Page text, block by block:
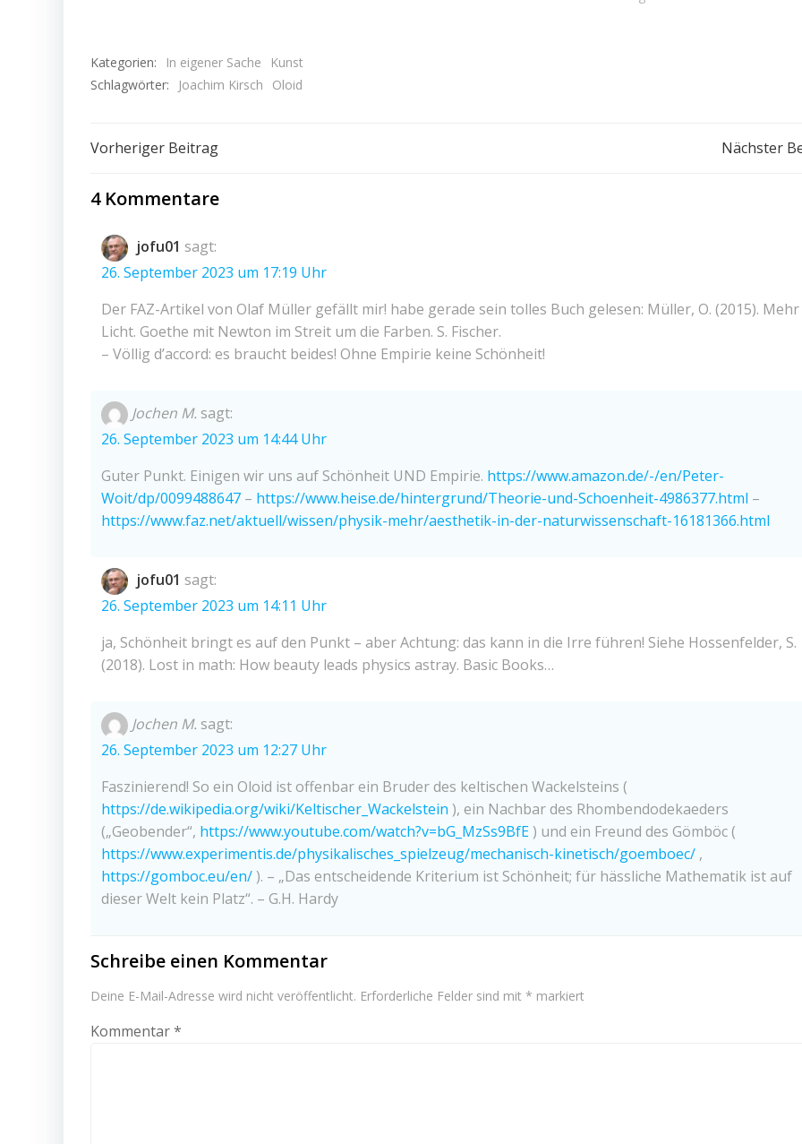
Kategorien: In eigener Sache
Kunst
Schlagwörter:
Joachim Kirsch Oloid
Beitragsnavigation
Vorheriger Beitrag Beitragsnavigation
Nächster
4 Kommentare
jofu01 sagt:
26. September 2023 um 17:19 Uhr
Der FAZ-Artikel von Olaf Müller gefällt mir! habe gerade sein tolles Buch gelesen: Müller, O. (2015). Mehr
Licht. Goethe mit Newton im Streit um die Farben. S. Fischer.
– Völlig d’accord: es braucht beides! Ohne Empirie keine Schönheit!
Jochen M. sagt:
26. September 2023 um 14:44 Uhr
Guter Punkt. Einigen wir uns auf Schönheit UND Empirie. https://www.amazon.de/-/en/Peter-
Woit/dp/0099488647 – https://www.heise.de/hintergrund/Theorie-und-Schoenheit-4986377.html –
https://www.faz.net/aktuell/wissen/physik-mehr/aesthetik-in-der-naturwissenschaft-16181366.html
jofu01 sagt:
26. September 2023 um 14:11 Uhr
ja, Schönheit bringt es auf den Punkt – aber Achtung: das kann in die Irre führen! Siehe Hossenfelder, S.
(2018). Lost in math: How beauty leads physics astray. Basic Books…
Jochen M. sagt:
26. September 2023 um 12:27 Uhr
Faszinierend! So ein Oloid ist offenbar ein Bruder des keltischen Wackelsteins (
https://de.wikipedia.org/wiki/Keltischer_Wackelstein ), ein Nachbar des Rhombendodekaeders
(„Geobender“, https://www.youtube.com/watch?v=bG_MzSs9BfE) und ein Freund des Gömböc (
https://www.experimentis.de/physikalisches_spielzeug/mechanisch-kinetisch/goemboec/ ,
https://gomboc.eu/en/). – „Das entscheidende Kriterium ist Schönheit; für hässliche Mathematik ist auf
dieser Welt kein Platz“. – G.H. Hardy
Schreibe einen Kommentar
Deine E-Mail-Adresse wird nicht veröffentlicht. Erforderliche Felder sind mit * markiert
Kommentar*